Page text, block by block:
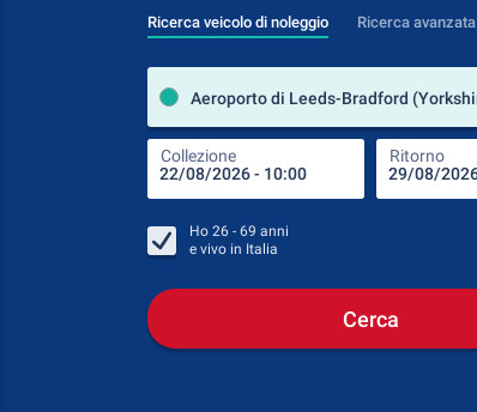
Ricerca veicolo di noleggio Ricerca avanzata
Collezione Ritorno
Ho 26 - 69 anni
e vivo in Italia
Cerca